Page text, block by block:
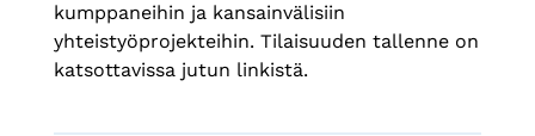
kumppaneihin ja kansainvälisiin
yhteistyöprojekteihin. Tilaisuuden tallenne on
katsottavissa jutun linkistä.